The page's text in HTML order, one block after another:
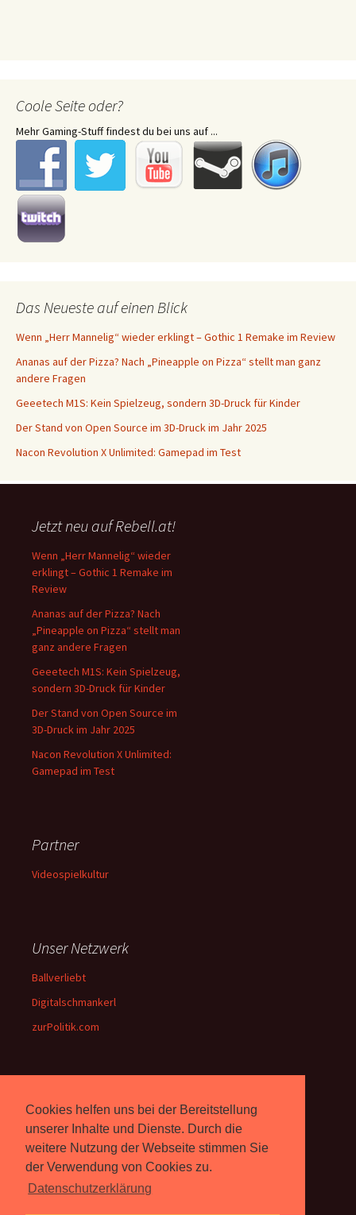
Cookies helfen uns bei der Bereitstellung
unserer Inhalte und Dienste. Durch die
weitere Nutzung der Webseite stimmen Sie
der Verwendung von Cookies zu.
Datenschutzerklärung
Coole Seite oder?
Mehr Gaming-Stuff findest du bei uns auf ...
Das Neueste auf einen Blick
Wenn „Herr Mannelig“ wieder erklingt – Gothic 1 Remake im Review
Ananas auf der Pizza? Nach „Pineapple on Pizza“ stellt man ganz
andere Fragen
Geeetech M1S: Kein Spielzeug, sondern 3D-Druck für Kinder
Der Stand von Open Source im 3D-Druck im Jahr 2025
Nacon Revolution X Unlimited: Gamepad im Test
Jetzt neu auf Rebell.at!
Wenn „Herr Mannelig“ wieder
erklingt – Gothic 1 Remake im
Review
Ananas auf der Pizza? Nach
„Pineapple on Pizza“ stellt man
ganz andere Fragen
Geeetech M1S: Kein Spielzeug,
sondern 3D-Druck für Kinder
Der Stand von Open Source im
3D-Druck im Jahr 2025
Nacon Revolution X Unlimited:
Gamepad im Test
Partner
Videospielkultur
Unser Netzwerk
Ballverliebt
Digitalschmankerl
zurPolitik.com
Über Uns
Rebell.atberichtet seit 2003
unabhängig über Computer-
und Videospiele. ( Impressum )